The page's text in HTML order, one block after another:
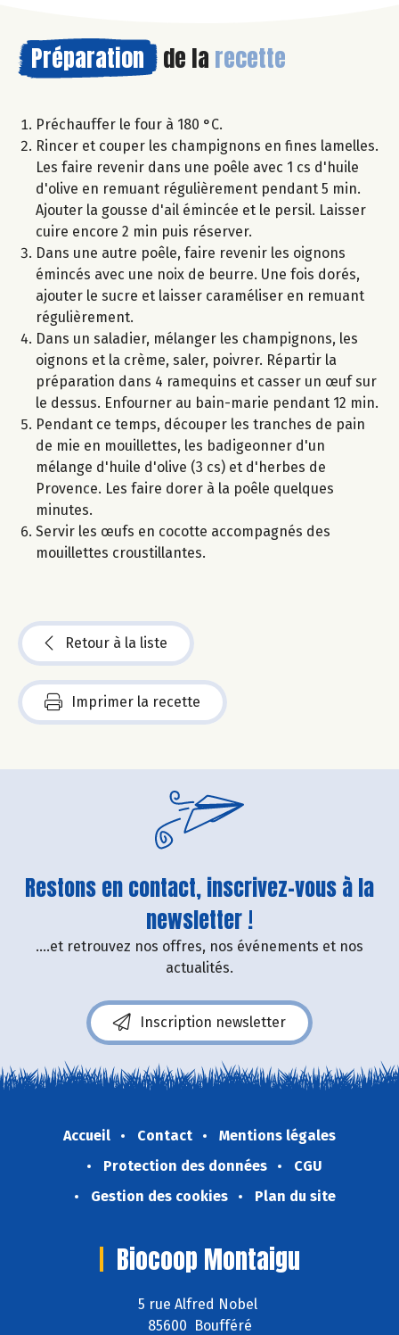
Préparation de la recette
Préchauffer le four à 180 °C.
Rincer et couper les champignons en fines lamelles.
Les faire revenir dans une poêle avec 1 cs d'huile
d'olive en remuant régulièrement pendant 5 min.
Ajouter la gousse d'ail émincée et le persil. Laisser
cuire encore 2 min puis réserver.
Dans une autre poêle, faire revenir les oignons
émincés avec une noix de beurre. Une fois dorés,
ajouter le sucre et laisser caraméliser en remuant
régulièrement.
Dans un saladier, mélanger les champignons, les
oignons et la crème, saler, poivrer. Répartir la
préparation dans 4 ramequins et casser un œuf sur
le dessus. Enfourner au bain-marie pendant 12 min.
Pendant ce temps, découper les tranches de pain
de mie en mouillettes, les badigeonner d'un
mélange d'huile d'olive (3 cs) et d'herbes de
Provence. Les faire dorer à la poêle quelques
minutes.
Servir les œufs en cocotte accompagnés des
mouillettes croustillantes.
Retour à la liste
Imprimer la recette
Restons en contact, inscrivez-vous à la
newsletter !
....et retrouvez nos offres, nos événements et nos
actualités.
Inscription newsletter
Accueil Contact
Mentions légales
Protection des données
CGU
Gestion des cookies
Plan du site
Biocoop Montaigu
5 rue Alfred Nobel
85600 Boufféré